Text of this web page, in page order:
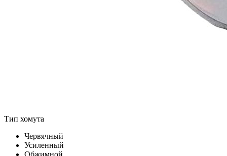
Тип хомута
Червячный
Усиленный